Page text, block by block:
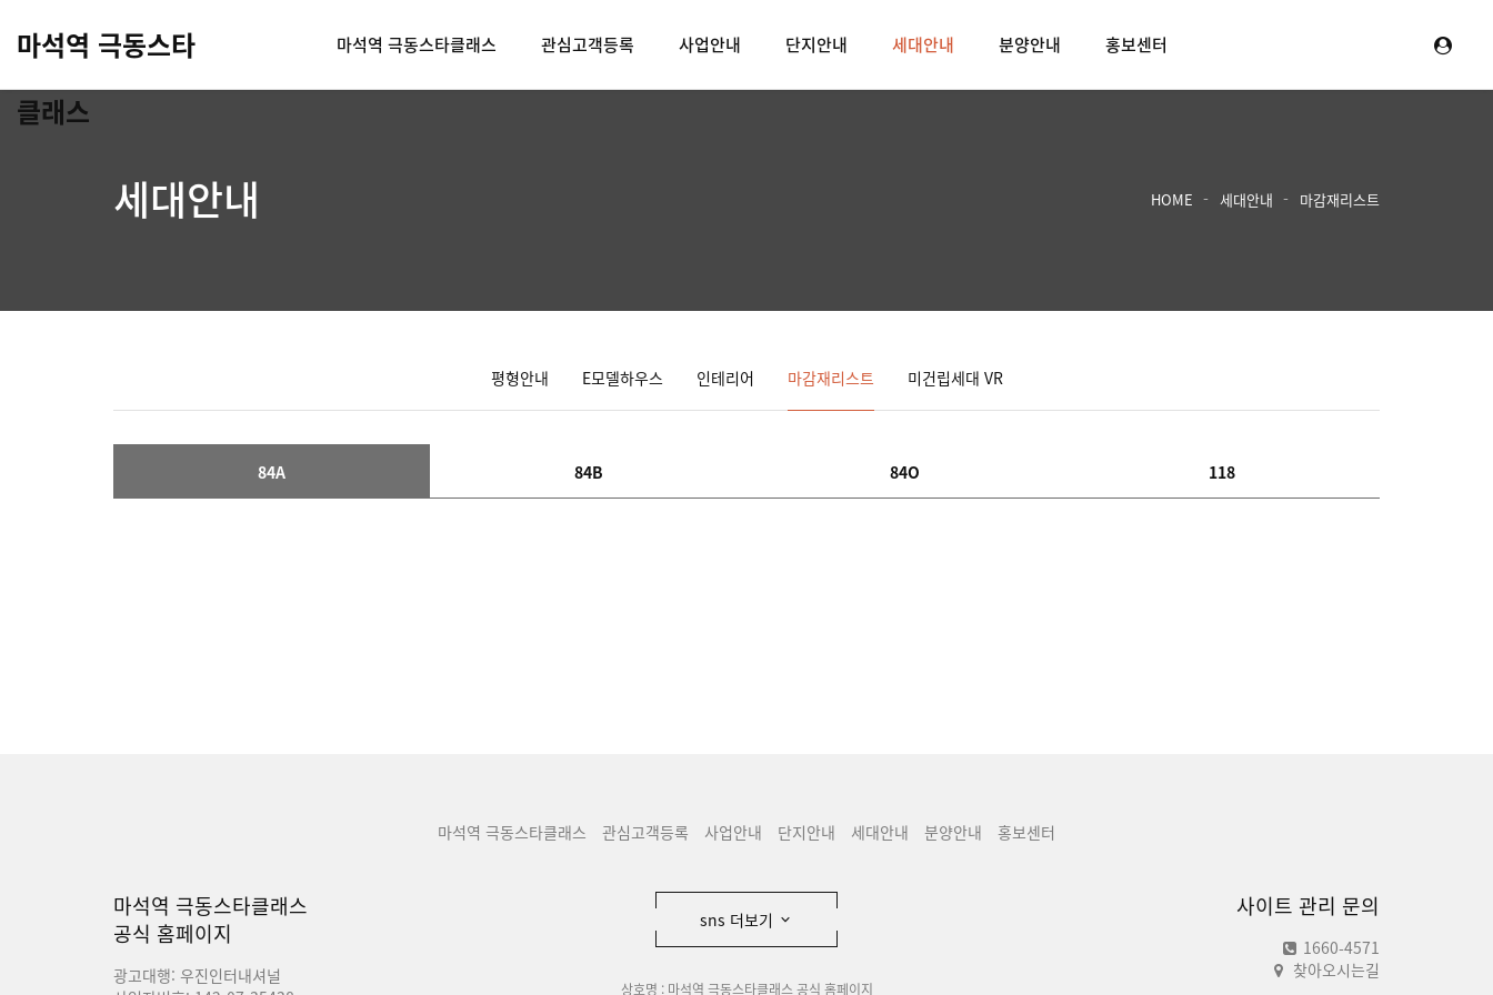
마석역 극동스타
클래스
마석역 극동스타클래스 관심고객등록 사업안내 단지안내 세대안내 분양안내 홍보센터
세대안내 HOME 세대안내 마감재리스트
평형안내 E모델하우스 인테리어 마감재리스트 미건립세대 VR
84A 84B 84O 118
마석역 극동스타클래스 관심고객등록 사업안내 단지안내 세대안내 분양안내 홍보센터
마석역 극동스타클래스
공식 홈페이지
광고대행: 우진인터내셔널
사이트 관리 문의
1660-4571
찾아오시는길
sns 더보기
상호명 : 마석역 극동스타클래스 공식 홈페이지